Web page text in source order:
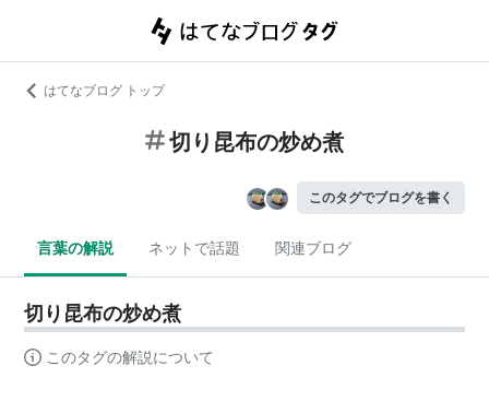
はてなブログ トップ
切り昆布の炒め煮
このタグでブログを書く
言葉の解説 ネットで話題 関連ブログ
切り昆布の炒め煮
このタグの解説について